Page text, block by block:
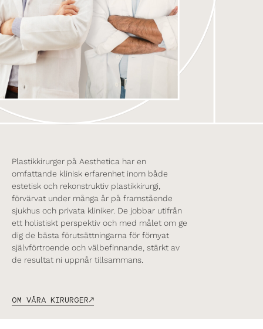
Plastikkirurger på Aesthetica har en
omfattande klinisk erfarenhet inom både
estetisk och rekonstruktiv plastikkirurgi,
förvärvat under många år på framstående
sjukhus och privata kliniker. De jobbar utifrån
ett holistiskt perspektiv och med målet om ge
dig de bästa förutsättningarna för förnyat
självförtroende och välbefinnande, stärkt av
de resultat ni uppnår tillsammans.
OM VÅRA KIRURGER